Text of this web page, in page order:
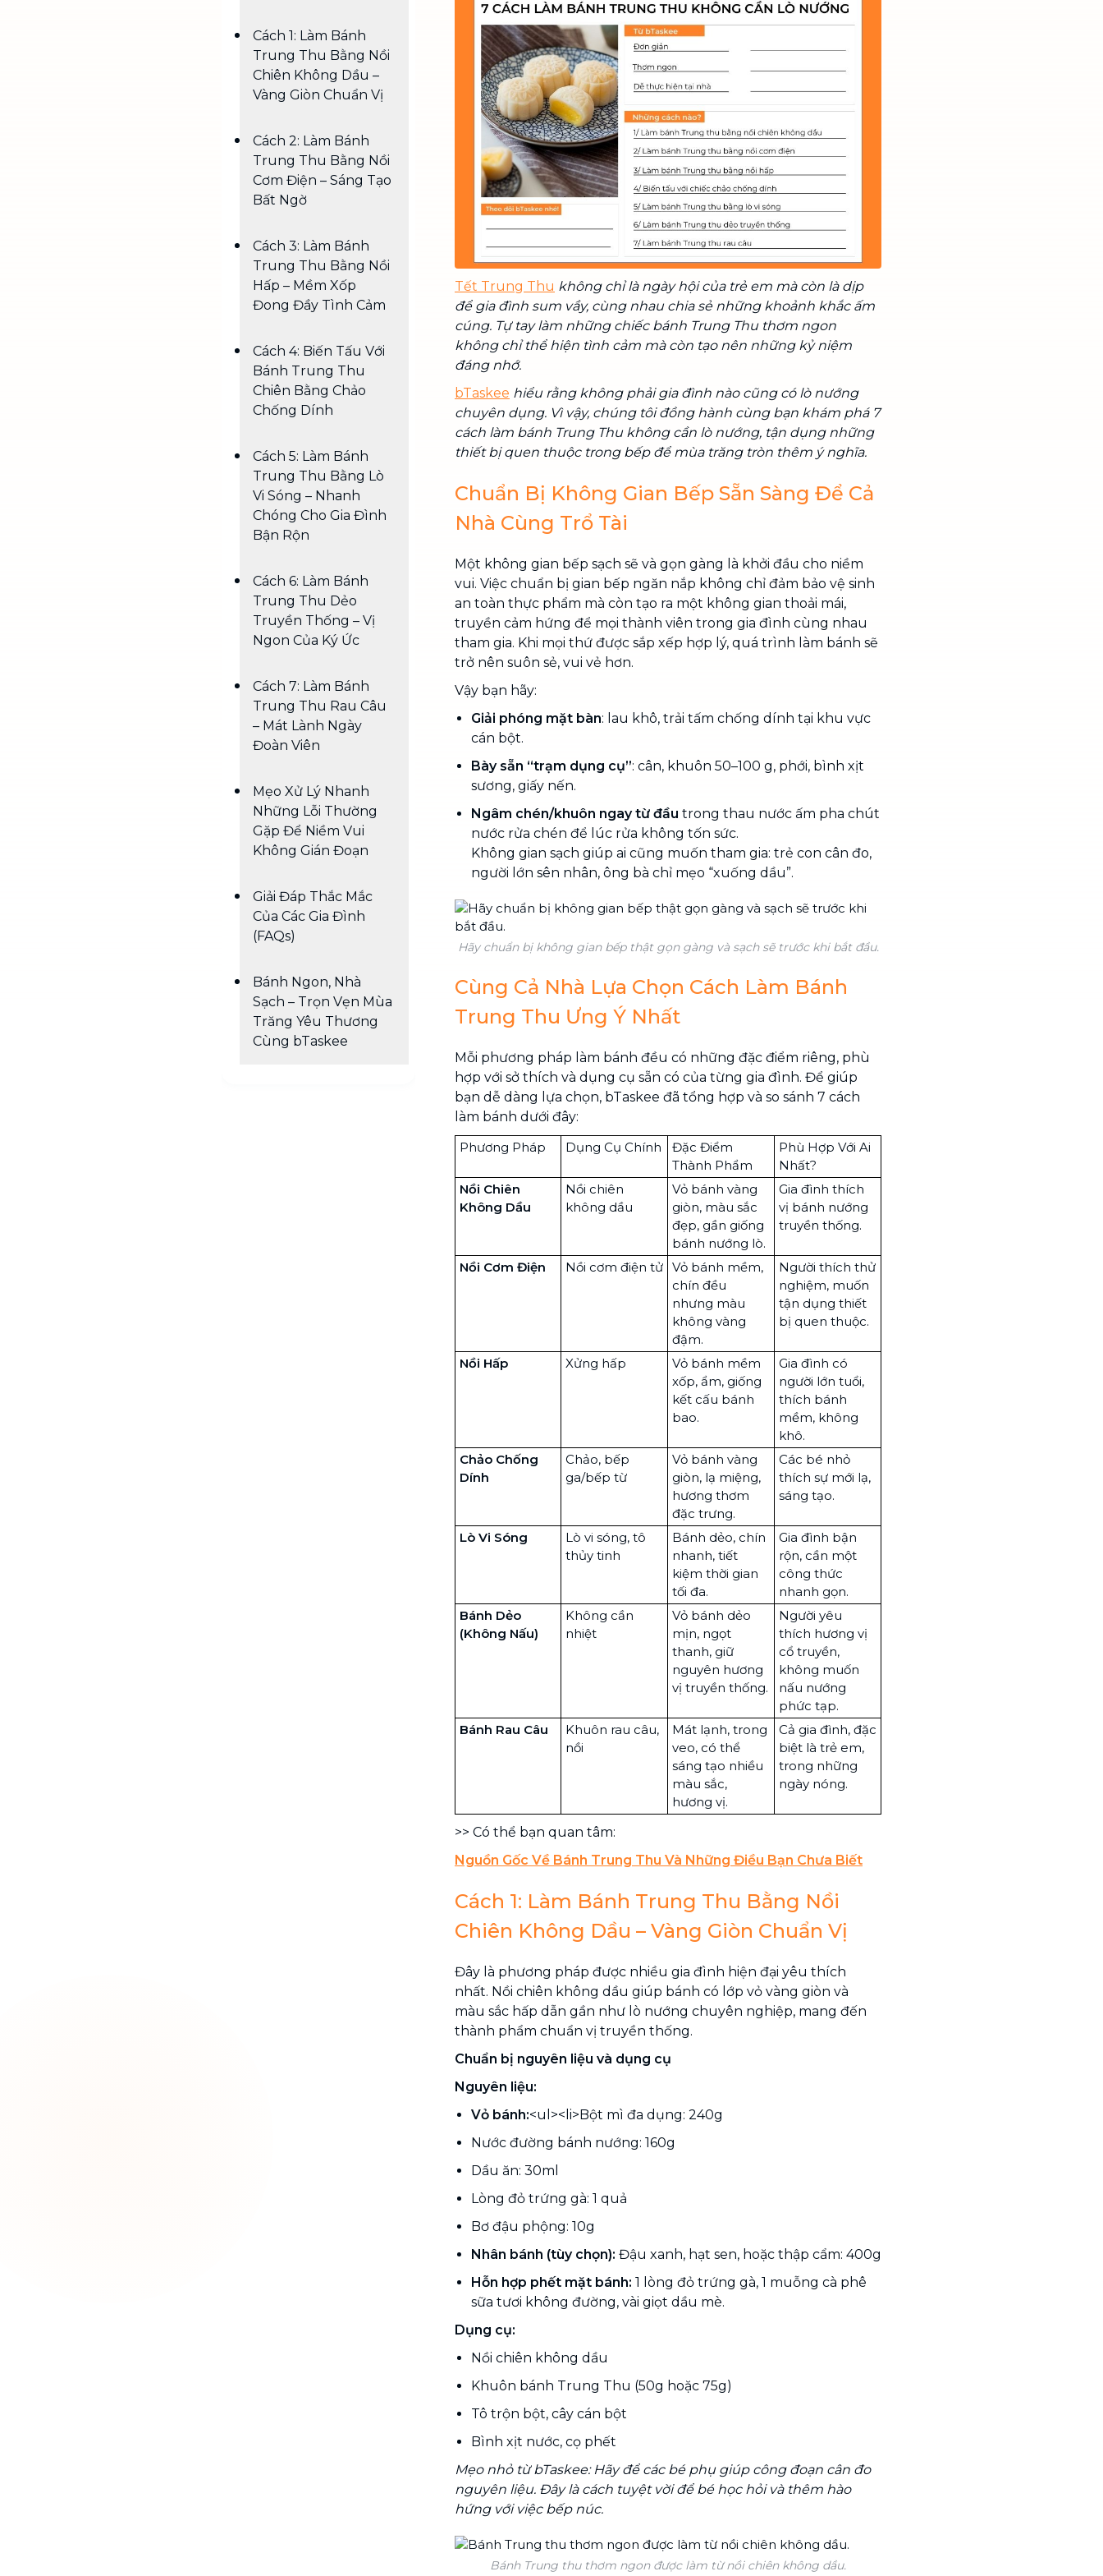
Chuyển nhà trọn gói, không lo dọn
dẹp nơi đi nơi đến
Vệ sinh công nghiệp NEW
Vệ sinh chuyên nghiệp cho văn
phòng, nhà xưởng, công trình lớn
Cách 1: Làm Bánh
Trung Thu Bằng Nồi
Chiên Không Dầu –
Vàng Giòn Chuẩn Vị
Cách 2: Làm Bánh
Trung Thu Bằng Nồi
Cơm Điện – Sáng Tạo
Bất Ngờ
Cách 3: Làm Bánh
Trung Thu Bằng Nồi
Hấp – Mềm Xốp
Đong Đầy Tình Cảm
Cách 4: Biến Tấu Với
Bánh Trung Thu
Chiên Bằng Chảo
Chống Dính
Cách 5: Làm Bánh
Trung Thu Bằng Lò
Vi Sóng – Nhanh
Chóng Cho Gia Đình
Bận Rộn
Cách 6: Làm Bánh
Trung Thu Dẻo
Truyền Thống – Vị
Ngon Của Ký Ức
Cách 7: Làm Bánh
Trung Thu Rau Câu
– Mát Lành Ngày
Đoàn Viên
Mẹo Xử Lý Nhanh
Những Lỗi Thường
Gặp Để Niềm Vui
Không Gián Đoạn
Giải Đáp Thắc Mắc
Của Các Gia Đình
(FAQs)
Bánh Ngon, Nhà
Sạch – Trọn Vẹn Mùa
Trăng Yêu Thương
Cùng bTaskee
Tết Trung Thu không chỉ là ngày hội của trẻ em mà còn là dịp
để gia đình sum vầy, cùng nhau chia sẻ những khoảnh khắc ấm
cúng. Tự tay làm những chiếc bánh Trung Thu thơm ngon
không chỉ thể hiện tình cảm mà còn tạo nên những kỷ niệm
đáng nhớ.
bTaskee hiểu rằng không phải gia đình nào cũng có lò nướng
chuyên dụng. Vì vậy, chúng tôi đồng hành cùng bạn khám phá 7
cách làm bánh Trung Thu không cần lò nướng, tận dụng những
thiết bị quen thuộc trong bếp để mùa trăng tròn thêm ý nghĩa.
Chuẩn Bị Không Gian Bếp Sẵn Sàng Để Cả
Nhà Cùng Trổ Tài
Một không gian bếp sạch sẽ và gọn gàng là khởi đầu cho niềm
vui. Việc chuẩn bị gian bếp ngăn nắp không chỉ đảm bảo vệ sinh
an toàn thực phẩm mà còn tạo ra một không gian thoải mái,
truyền cảm hứng để mọi thành viên trong gia đình cùng nhau
tham gia. Khi mọi thứ được sắp xếp hợp lý, quá trình làm bánh sẽ
trở nên suôn sẻ, vui vẻ hơn.
Vậy bạn hãy:
Giải phóng mặt bàn: lau khô, trải tấm chống dính tại khu vực
cán bột.
Bày sẵn “trạm dụng cụ”: cân, khuôn 50–100 g, phới, bình xịt
sương, giấy nến.
Ngâm chén/khuôn ngay từ đầu trong thau nước ấm pha chút
nước rửa chén để lúc rửa không tốn sức.
Không gian sạch giúp ai cũng muốn tham gia: trẻ con cân đo,
người lớn sên nhân, ông bà chỉ mẹo “xuống dầu”.
Hãy chuẩn bị không gian bếp thật gọn gàng và sạch sẽ trước khi bắt đầu.
Cùng Cả Nhà Lựa Chọn Cách Làm Bánh
Trung Thu Ưng Ý Nhất
Mỗi phương pháp làm bánh đều có những đặc điểm riêng, phù
hợp với sở thích và dụng cụ sẵn có của từng gia đình. Để giúp
bạn dễ dàng lựa chọn, bTaskee đã tổng hợp và so sánh 7 cách
làm bánh dưới đây:
Phương Pháp
Dụng Cụ Chính
Đặc Điểm
Thành Phẩm
Phù Hợp Với Ai
Nhất?
Nồi Chiên
Không Dầu
Nồi chiên
không dầu
Vỏ bánh vàng
giòn, màu sắc
đẹp, gần giống
bánh nướng lò.
Gia đình thích
vị bánh nướng
truyền thống.
Nồi Cơm Điện Nồi cơm điện tử Vỏ bánh mềm,
chín đều
nhưng màu
không vàng
đậm.
Người thích thử
nghiệm, muốn
tận dụng thiết
bị quen thuộc.
Nồi Hấp Xửng hấp
Vỏ bánh mềm
xốp, ẩm, giống
kết cấu bánh
bao.
Gia đình có
người lớn tuổi,
thích bánh
mềm, không
khô.
Chảo Chống
Dính
Chảo, bếp
ga/bếp từ
Vỏ bánh vàng
giòn, lạ miệng,
hương thơm
đặc trưng.
Các bé nhỏ
thích sự mới lạ,
sáng tạo.
Lò Vi Sóng
Lò vi sóng, tô
thủy tinh
Bánh dẻo, chín
nhanh, tiết
kiệm thời gian
tối đa.
Gia đình bận
rộn, cần một
công thức
nhanh gọn.
Bánh Dẻo
(Không Nấu)
Không cần
nhiệt
Vỏ bánh dẻo
mịn, ngọt
thanh, giữ
nguyên hương
vị truyền thống.
Người yêu
thích hương vị
cổ truyền,
không muốn
nấu nướng
phức tạp.
Bánh Rau Câu
Khuôn rau câu,
nồi
Mát lạnh, trong
veo, có thể
sáng tạo nhiều
màu sắc,
hương vị.
Cả gia đình, đặc
biệt là trẻ em,
trong những
ngày nóng.
>> Có thể bạn quan tâm:
Nguồn Gốc Về Bánh Trung Thu Và Những Điều Bạn Chưa Biết
Cách 1: Làm Bánh Trung Thu Bằng Nồi
Chiên Không Dầu – Vàng Giòn Chuẩn Vị
Đây là phương pháp được nhiều gia đình hiện đại yêu thích
nhất. Nồi chiên không dầu giúp bánh có lớp vỏ vàng giòn và
màu sắc hấp dẫn gần như lò nướng chuyên nghiệp, mang đến
thành phẩm chuẩn vị truyền thống.
Chuẩn bị nguyên liệu và dụng cụ
Nguyên liệu:
Vỏ bánh:<ul><li>Bột mì đa dụng: 240g
Nước đường bánh nướng: 160g
Dầu ăn: 30ml
Lòng đỏ trứng gà: 1 quả
Bơ đậu phộng: 10g
Nhân bánh (tùy chọn): Đậu xanh, hạt sen, hoặc thập cẩm: 400g
Hỗn hợp phết mặt bánh: 1 lòng đỏ trứng gà, 1 muỗng cà phê
sữa tươi không đường, vài giọt dầu mè.
Dụng cụ:
Nồi chiên không dầu
Khuôn bánh Trung Thu (50g hoặc 75g)
Tô trộn bột, cây cán bột
Bình xịt nước, cọ phết
Mẹo nhỏ từ bTaskee: Hãy để các bé phụ giúp công đoạn cân đo
nguyên liệu. Đây là cách tuyệt vời để bé học hỏi và thêm hào
hứng với việc bếp núc.
Bánh Trung thu thơm ngon được làm từ nồi chiên không dầu.